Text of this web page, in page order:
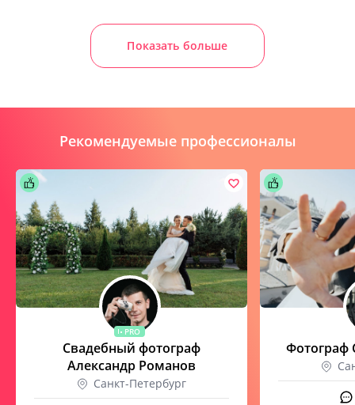
Показать больше
Рекомендуемые профессионалы
PRO
Свадебный фотограф
Александр Романов
Санкт-Петербург
Фотограф